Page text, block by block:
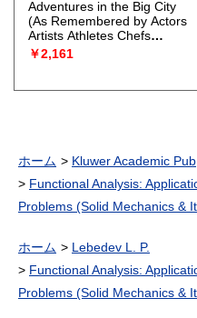
Adventures in the Big City
(As Remembered by Actors
Artists Athletes Chefs
Comedians Filmmakers
Mayors Models Moguls Porn
Others （New York
￥2,161
ホーム
Kluwer Academic Pub
Functional Analysis:
Problems (Solid Mechanics &
ホーム
Lebedev L. P.
Functional Analysis:
Problems (Solid Mechanics &